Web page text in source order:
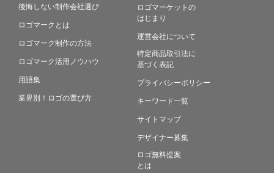
後悔しない制作会社選び
ロゴマークとは
ロゴマーク制作の方法
ロゴマーク活用ノウハウ
用語集
業界別！ロゴの選び方
ロゴマーケットの
はじまり
運営会社について
特定商品取引法に
基づく表記
プライバシーポリシー
キーワード一覧
サイトマップ
デザイナー募集
ロゴ無料提案
とは